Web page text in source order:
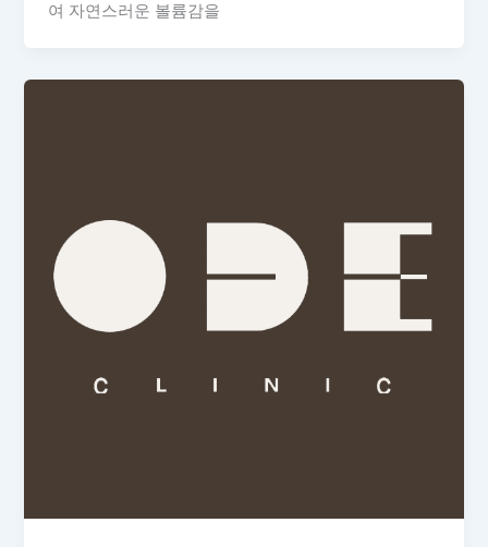
여 자연스러운 볼륨감을